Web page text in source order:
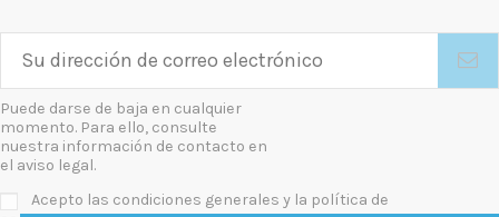
Puede darse de baja en cualquier
momento. Para ello, consulte
nuestra información de contacto en
el aviso legal.
Acepto las condiciones generales y la política de